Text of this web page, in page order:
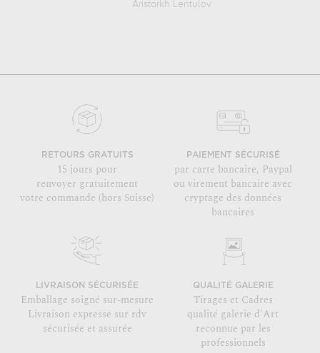
Aristarkh Lentulov
RETOURS GRATUITS
15 jours pour
renvoyer gratuitement
votre commande (hors Suisse)
PAIEMENT SÉCURISÉ
par carte bancaire, Paypal
ou virement bancaire avec
cryptage des données
bancaires
LIVRAISON SÉCURISÉE
Emballage soigné sur-mesure
Livraison expresse sur rdv
sécurisée et assurée
QUALITÉ GALERIE
Tirages et Cadres
qualité galerie d'Art
reconnue par les
professionnels